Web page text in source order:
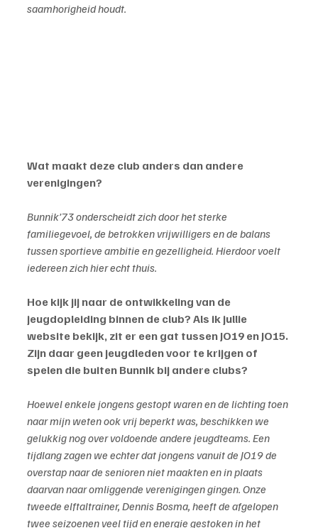
saamhorigheid houdt.
Wat maakt deze club anders dan andere
verenigingen?
Bunnik’73 onderscheidt zich door het sterke
familiegevoel, de betrokken vrijwilligers en de balans
tussen sportieve ambitie en gezelligheid. Hierdoor voelt
iedereen zich hier echt thuis.
Hoe kijk jij naar de ontwikkeling van de
jeugdopleiding binnen de club? Als ik jullie
website bekijk, zit er een gat tussen JO19 en JO15.
Zijn daar geen jeugdleden voor te krijgen of
spelen die buiten Bunnik bij andere clubs?
Hoewel enkele jongens gestopt waren en de lichting toen
naar mijn weten ook vrij beperkt was, beschikken we
gelukkig nog over voldoende andere jeugdteams. Een
tijdlang zagen we echter dat jongens vanuit de JO19 de
overstap naar de senioren niet maakten en in plaats
daarvan naar omliggende verenigingen gingen. Onze
tweede elftaltrainer, Dennis Bosma, heeft de afgelopen
twee seizoenen veel tijd en energie gestoken in het